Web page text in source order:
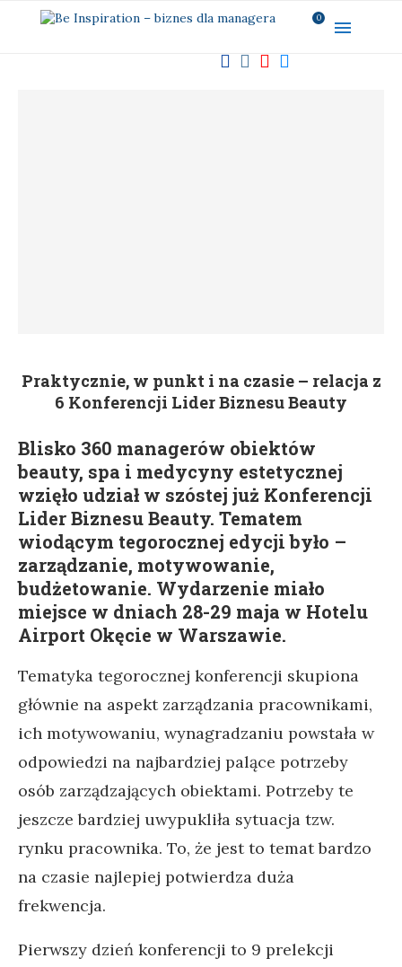
0
Praktycznie, w punkt i na czasie – relacja z
6 Konferencji Lider Biznesu Beauty
Blisko 360 managerów obiektów
beauty, spa i medycyny estetycznej
wzięło udział w szóstej już Konferencji
Lider Biznesu Beauty. Tematem
wiodącym tegorocznej edycji było –
zarządzanie, motywowanie,
budżetowanie. Wydarzenie miało
miejsce w dniach 28-29 maja w Hotelu
Airport Okęcie w Warszawie.
Tematyka tegorocznej konferencji skupiona
głównie na aspekt zarządzania pracownikami,
ich motywowaniu, wynagradzaniu powstała w
odpowiedzi na najbardziej palące potrzeby
osób zarządzających obiektami. Potrzeby te
jeszcze bardziej uwypukliła sytuacja tzw.
rynku pracownika. To, że jest to temat bardzo
na czasie najlepiej potwierdza duża
frekwencja.
Pierwszy dzień konferencji to 9 prelekcji